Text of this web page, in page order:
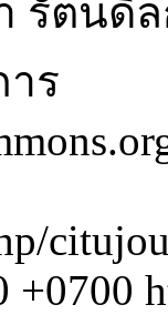
รัตนดิ
ร
+0700